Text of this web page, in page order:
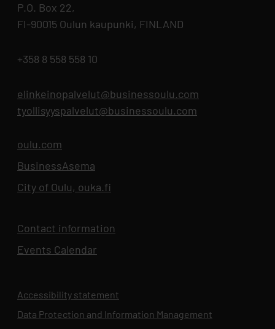
P.O. Box 22,
FI-90015 Oulun kaupunki, FINLAND
+358 8 558 558 10
elinkeinopalvelut@businessoulu.com
tyollisyyspalvelut@businessoulu.com
oulu.com
BusinessAsema
City of Oulu, ouka.fi
Contact information
Events Calendar
Accessibility statement
Data Protection and Information Management